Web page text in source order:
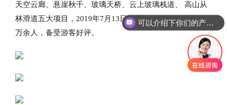
天空云廊、悬崖秋千、玻璃天桥、云上玻璃栈道、 高山从
林滑道五大项目，2019年7月13日营业至今已接待游客10
万余人，备受游客好评。
可以介绍下你们的产品么